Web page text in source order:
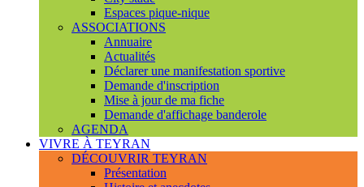
Espaces pique-nique
ASSOCIATIONS
Annuaire
Actualités
Déclarer une manifestation sportive
Demande d'inscription
Mise à jour de ma fiche
Demande d'affichage banderole
AGENDA
VIVRE À TEYRAN
DÉCOUVRIR TEYRAN
Présentation